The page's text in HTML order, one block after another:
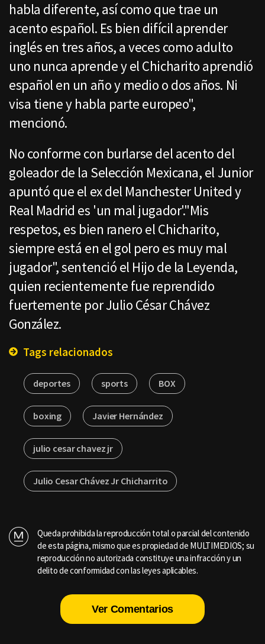
habla diferente, así como que trae un
acento español. Es bien difícil aprender
inglés en tres años, a veces como adulto
uno nunca aprende y el Chicharito aprendió
español en un año y medio o dos años. Ni
visa tiene y habla parte europeo",
mencionó.
No conforme con burlarse del acento del
goleador de la Selección Mexicana, el Junior
apuntó que el ex del Manchester United y
Real Madrid es 'un mal jugador'."Mis
respetos, es bien ranero el Chicharito,
siempre está en el gol pero es muy mal
jugador", sentenció el Hijo de la Leyenda,
quien recientemente fue reprendido
fuertemente por Julio César Chávez
González.
Tags relacionados
deportes sports BOX
boxing Javier Hernández
julio cesar chavez jr
Julio Cesar Chávez Jr Chicharrito
Queda prohibida la reproducción total o parcial del contenido
de esta página, mismo que es propiedad de MULTIMEDIOS; su
reproducción no autorizada constituye una infracción y un
delito de conformidad con las leyes aplicables.
Ver Comentarios